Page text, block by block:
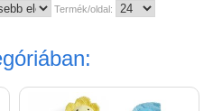
Termék/oldal:Kreatív játék
gyerekajándékok